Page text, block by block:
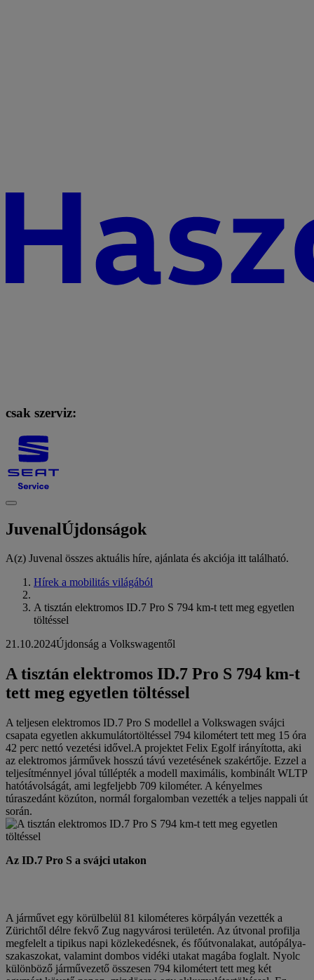
csak szerviz:
JuvenalÚjdonságok
A(z) Juvenal összes aktuális híre, ajánlata és akciója itt található.
Hírek a mobilitás világából
A tisztán elektromos ID.7 Pro S 794 km-t tett meg egyetlen
töltéssel
21.10.2024Újdonság a Volkswagentől
A tisztán elektromos ID.7 Pro S 794 km-t
tett meg egyetlen töltéssel
A teljesen elektromos ID.7 Pro S modellel a Volkswagen svájci
csapata egyetlen akkumulátortöltéssel 794 kilométert tett meg 15 óra
42 perc nettó vezetési idővel.A projektet Felix Egolf irányította, aki
az elektromos járművek hosszú távú vezetésének szakértője. Ezzel a
teljesítménnyel jóval túllépték a modell maximális, kombinált WLTP
hatótávolságát, ami legfeljebb 709 kilométer. A kényelmes
túraszedánt közúton, normál forgalomban vezették a teljes nappali út
során.
Az ID.7 Pro S a svájci utakon
A járművet egy körülbelül 81 kilométeres körpályán vezették a
Zürichtől délre fekvő Zug nagyvárosi területén. Az útvonal profilja
megfelelt a tipikus napi közlekedésnek, és főútvonalakat, autópálya-
szakaszokat, valamint dombos vidéki utakat magába foglalt. Nyolc
különböző járművezető összesen 794 kilométert tett meg két